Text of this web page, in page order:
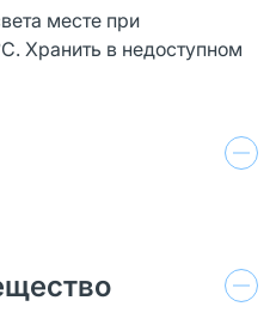
месте при
Хранить в недоступном